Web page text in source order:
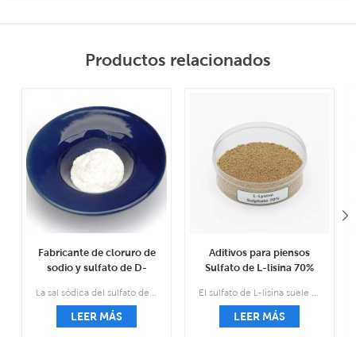
Productos relacionados
Fabricante de cloruro de
sodio y sulfato de D-
05-7
LEER MÁS
Aditivos para piensos
Sulfato de L-lisina 70%
CAS 60343-69-3
LEER MÁS